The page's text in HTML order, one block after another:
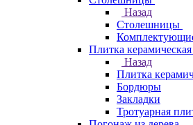
Назад
Столешницы
Плитка керамическая
Назад
Плитка
Бордюры
Закладки
Тротуарная